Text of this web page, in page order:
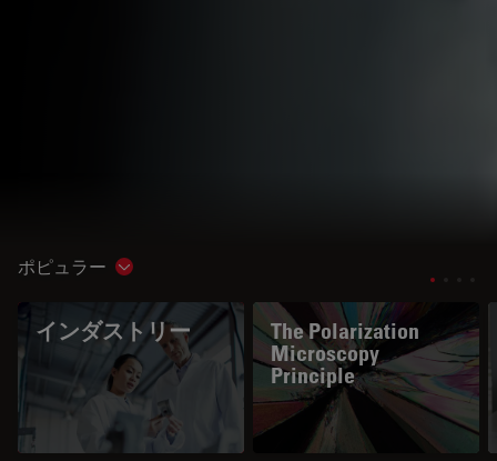
ポピュラー Show subnavigation
インダストリー
The Polarization
Microscopy
Principle